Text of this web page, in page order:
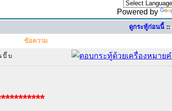
Powered by
ดูกระทู้ก่อนนี้ ::
ข้อความ
ปั๊ บ